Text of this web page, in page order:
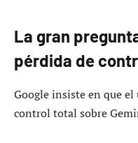
La gran
pérdida de
Google insiste en que
control total sobre